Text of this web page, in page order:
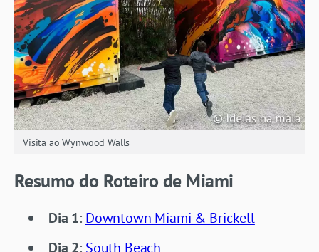
Visita ao Wynwood Walls
Resumo do Roteiro de Miami
Dia 1: Downtown Miami & Brickell
Dia 2: South Beach